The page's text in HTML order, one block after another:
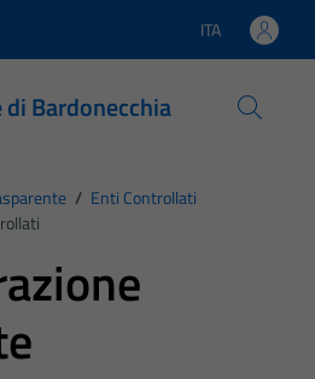
Lingua attiva:
ITA
di Bardonecchia
/ Enti Controllati